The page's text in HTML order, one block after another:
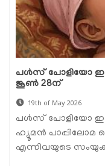
പൾസ് പോളിയോ
ജൂൺ 28ന്
19th of May 2026
പൾസ് പോളിയോ
ഹ്യൂമൻ
എന്നിവയുടെ